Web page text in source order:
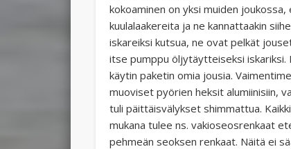
kokoaminen on yksi muiden
kuulalaakereita ja ne kannattaakin
iskareiksi kutsua, ne ovat pelkät
itse pumppu öljytäytteiseksi iskariksi.
käytin paketin omia jousia.
muoviset pyörien heksit alumiinisiin,
tuli päittäisvälykset shimmattua.
mukana tulee ns. vakioseosrenkaat
pehmeän seoksen renkaat. Näitä ei